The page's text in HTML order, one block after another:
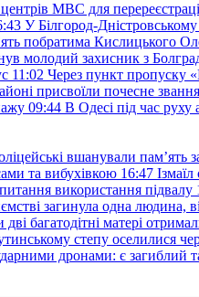
МВС для
У Білгород-
побратима Кислицького
молодий захисник з
11:02 Через пункт пропуску
присвоїли почесне
09:44 В Одесі під час руху
вшанували
та вибухівкою 16:47
використання підвалу
загинула одна людина,
багатодітні матері
степу оселилися
дронами: є загиблий